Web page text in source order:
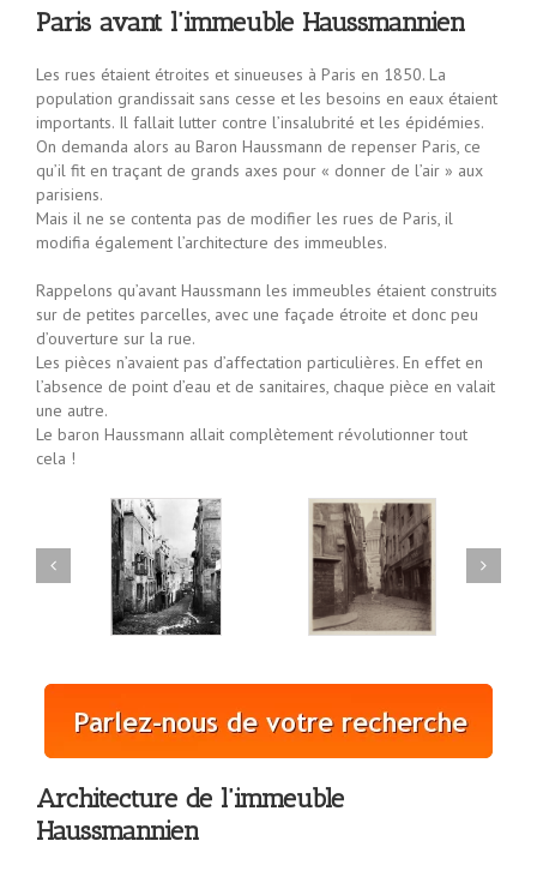
Paris avant l’immeuble Haussmannien
Les rues étaient étroites et sinueuses à Paris en 1850. La
population grandissait sans cesse et les besoins en eaux étaient
importants. Il fallait lutter contre l’insalubrité et les épidémies.
On demanda alors au Baron Haussmann de repenser Paris, ce
qu’il fit en traçant de grands axes pour « donner de l’air » aux
parisiens.
Mais il ne se contenta pas de modifier les rues de Paris, il
modifia également l’architecture des immeubles.
Rappelons qu’avant Haussmann les immeubles étaient construits
sur de petites parcelles, avec une façade étroite et donc peu
d’ouverture sur la rue.
Les pièces n’avaient pas d’affectation particulières. En effet en
l’absence de point d’eau et de sanitaires, chaque pièce en valait
une autre.
Le baron Haussmann allait complètement révolutionner tout
cela !
Architecture de l’immeuble
Haussmannien